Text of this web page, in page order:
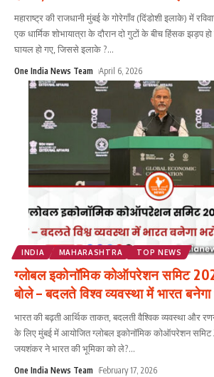
महाराष्ट्र की राजधानी मुंबई के गोरेगाँव (दिंडोशी इलाके) में
एक धार्मिक शोभायात्रा के दौरान दो गुटों के बीच हिंसक झड़प
घायल हो गए, जिससे इलाके ?...
One India News Team April 6, 2026
INDIA MAHARASHTRA TOP NEWS
ग्लोबल इकोनॉमिक कोऑपरेशन समिट
बोले – बदलते विश्व व्यवस्था में भारत
साझेदार
भारत की बढ़ती आर्थिक ताकत, बदलती वैश्विक व्यवस्था और
के लिए मुंबई में आयोजित ग्लोबल इकोनॉमिक कोऑपरेशन समिट
जयशंकर ने भारत की भूमिका को ले?...
One India News Team February 17, 2026